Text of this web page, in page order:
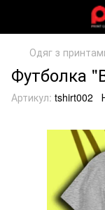
Одяг з
Футболка
Артикул: tshirt002